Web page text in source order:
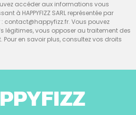
accéder aux informations vous
à HAPPYFIZZ SARL représentée par
contact@happyfizz.fr. Vous pouvez
légitimes, vous opposer au traitement des
en savoir plus, consultez vos droits